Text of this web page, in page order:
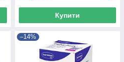
Купити
–14%